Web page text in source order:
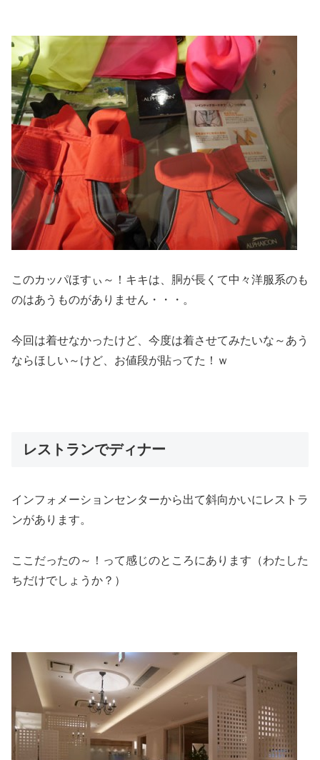
このカッパほすぃ～！キキは、胴が長くて中々洋服系のも
のはあうものがありません・・・。
今回は着せなかったけど、今度は着させてみたいな～あう
ならほしい～けど、お値段が貼ってた！ｗ
レストランでディナー
インフォメーションセンターから出て斜向かいにレストラ
ンがあります。
ここだったの～！って感じのところにあります（わたした
ちだけでしょうか？）